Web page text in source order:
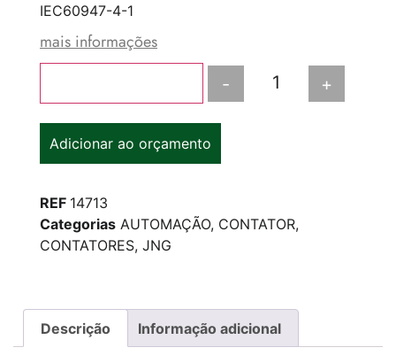
IEC60947-4-1
mais informações
- +
Adicionar ao orçamento
REF 14713
Categorias AUTOMAÇÃO, CONTATOR,
CONTATORES, JNG
Descrição Informação adicional